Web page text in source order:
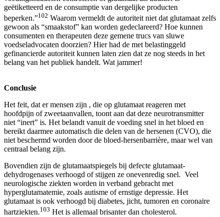
geëtiketteerd en de consumptie van dergelijke producten
beperken.”102 Waarom vermeldt de autoriteit niet dat glutamaat zelfs
gewoon als “smaakstof” kan worden gedeclareerd? Hoe kunnen
consumenten en therapeuten deze gemene trucs van sluwe
voedseladvocaten doorzien? Hier had de met belastinggeld
gefinancierde autoriteit kunnen laten zien dat ze nog steeds in het
belang van het publiek handelt. Wat jammer!
Conclusie
Het feit, dat er mensen zijn , die op glutamaat reageren met
hoofdpijn of zweetaanvallen, toont aan dat deze neurotransmitter
niet “inert” is. Het belandt vanuit de voeding snel in het bloed en
bereikt daarmee automatisch die delen van de hersenen (CVO), die
niet beschermd worden door de bloed-hersenbarrière, maar wel van
centraal belang zijn.
Bovendien zijn de glutamaatspiegels bij defecte glutamaat-
dehydrogenases verhoogd of stijgen ze onevenredig snel. Veel
neurologische ziekten worden in verband gebracht met
hyperglutamatemie, zoals autisme of ernstige depressie. Het
glutamaat is ook verhoogd bij diabetes, jicht, tumoren en coronaire
hartziekten.103 Het is allemaal brisanter dan cholesterol.